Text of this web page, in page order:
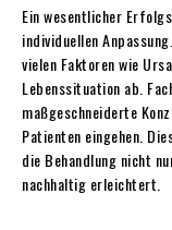
Ein wesentlicher
individuellen
vielen Faktoren wie
Lebenssituation ab.
maßgeschneiderte
Patienten eingehen.
die Behandlung nicht
nachhaltig erleichtert.